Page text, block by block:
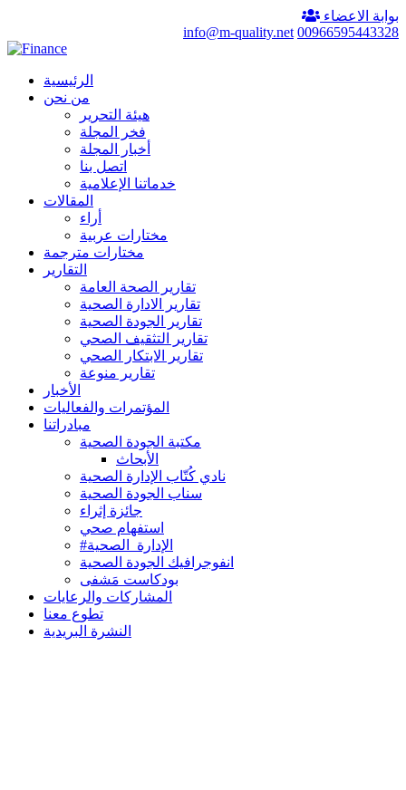
بوابة الاعضاء
00966595443328
info@m-quality.net
الرئيسية
من نحن
هيئة التحرير
فخر المجلة
أخبار المجلة
اتصل بنا
خدماتنا الإعلامية
المقالات
أراء
مختارات عربية
مختارات مترجمة
التقارير
تقارير الصحة العامة
تقارير الادارة الصحية
تقارير الجودة الصحية
تقارير التثقيف الصحي
تقارير الابتكار الصحي
تقارير منوعة
الأخبار
المؤتمرات والفعاليات
مبادراتنا
مكتبة الجودة الصحية
الأبحاث
نادي كُتّاب الإدارة الصحية
سناب الجودة الصحية
جائزة إثراء
استفهام صحي
#الإدارة_الصحية
انفوجرافيك الجودة الصحية
بودكاست مَشفى
المشاركات والرعايات
تطوع معنا
النشرة البريدية